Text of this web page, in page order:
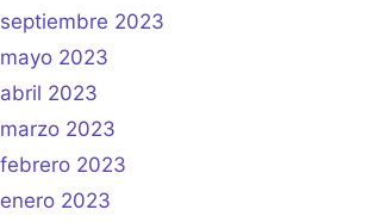
septiembre 2023
mayo 2023
abril 2023
marzo 2023
febrero 2023
enero 2023